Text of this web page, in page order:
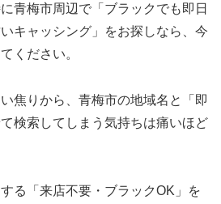
青梅市周辺で「ブラックでも即日
キャッシング」をお探しなら、今
ください。
焦りから、青梅市の地域名と「即
検索してしまう気持ちは痛いほど
る「来店不要・ブラックOK」を